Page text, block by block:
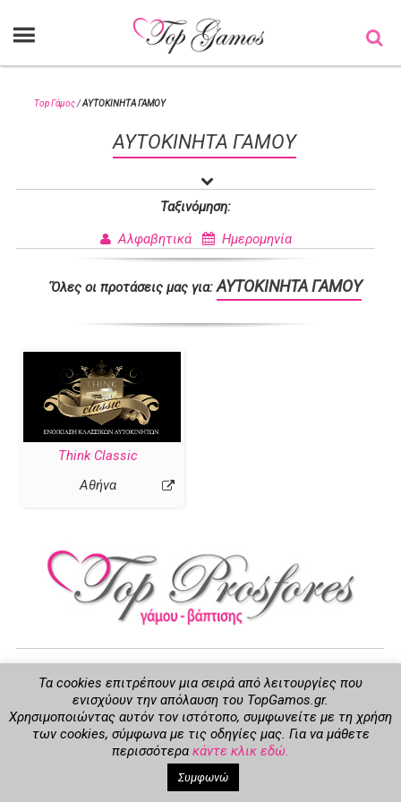
Top Γάμος/ΑΥΤΟΚΙΝΗΤΑ ΓΑΜΟΥ
ΑΥΤΟΚΙΝΗΤΑ ΓΑΜΟΥ
Ταξινόμηση:
Αλφαβητικά
Ημερομηνία
΄Όλες οι προτάσεις μας για:ΑΥΤΟΚΙΝΗΤΑ ΓΑΜΟΥ
Think Classic
Αθήνα
Lumiverse Web Design & Marketing
Όροι Χρήσης Επικοινωνία
Τα cookies επιτρέπουν μια σειρά από λειτουργίες που
ενισχύουν την απόλαυση του TopGamos.gr.
Χρησιμοποιώντας αυτόν τον ιστότοπο, συμφωνείτε με τη χρήση
των cookies, σύμφωνα με τις οδηγίες μας. Για να μάθετε
περισσότερα κάντε κλικ εδώ.
Συμφωνώ